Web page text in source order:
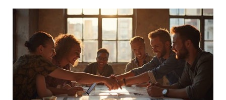
Door
Gebruikers
Gegenereerde
Content:
Uw